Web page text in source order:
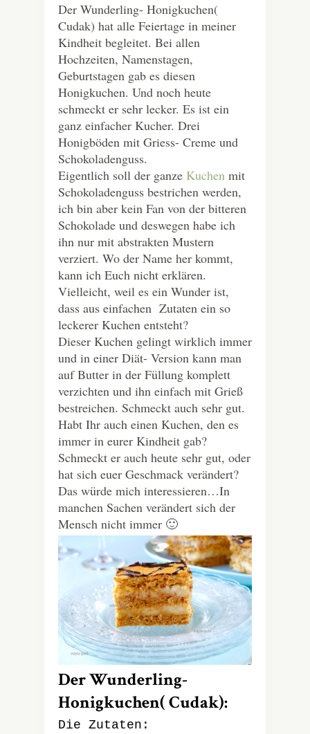
Der Wunderling- Honigkuchen(
Cudak) hat alle Feiertage in meiner
Kindheit begleitet. Bei allen
Hochzeiten, Namenstagen,
Geburtstagen gab es diesen
Honigkuchen. Und noch heute
schmeckt er sehr lecker. Es ist ein
ganz einfacher Kucher. Drei
Honigböden mit Griess- Creme und
Schokoladenguss.
Eigentlich soll der ganze Kuchen mit
Schokoladenguss bestrichen werden,
ich bin aber kein Fan von der bitteren
Schokolade und deswegen habe ich
ihn nur mit abstrakten Mustern
verziert. Wo der Name her kommt,
kann ich Euch nicht erklären.
Vielleicht, weil es ein Wunder ist,
dass aus einfachen Zutaten ein so
leckerer Kuchen entsteht?
Dieser Kuchen gelingt wirklich immer
und in einer Diät- Version kann man
auf Butter in der Füllung komplett
verzichten und ihn einfach mit Grieß
bestreichen. Schmeckt auch sehr gut.
Habt Ihr auch einen Kuchen, den es
immer in eurer Kindheit gab?
Schmeckt er auch heute sehr gut, oder
hat sich euer Geschmack verändert?
Das würde mich interessieren…In
manchen Sachen verändert sich der
Mensch nicht immer 🙂
Der Wunderling-
Honigkuchen( Cudak):
Die Zutaten: